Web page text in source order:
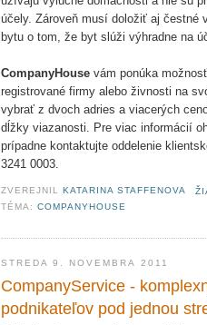
účely. Zároveň musí doložiť aj čestné
bytu o tom, že byt slúži výhradne na
CompanyHouse vám ponúka
registrované firmy alebo živnosti na
vybrať z dvoch adries a viacerých
dĺžky viazanosti. Pre viac informácií
prípadne kontaktujte oddelenie
3241 0003.
ZVEREJNIL KATARINA STAFFENOVA
TÉMA:COMPANYHOUSE
STREDA 9. NOVEMBRA 2011
CompanyService -
podnikateľov pod jednou